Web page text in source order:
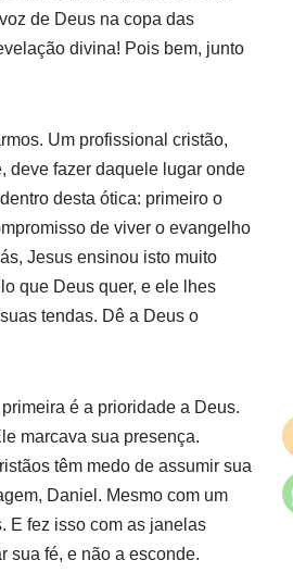
de Deus na copa das
divina! Pois bem, junto
Um profissional cristão,
deve fazer daquele lugar onde
desta ótica: primeiro o
de viver o evangelho
Jesus ensinou isto muito
que Deus quer, e ele lhes
tendas. Dê a Deus o
é a prioridade a Deus.
marcava sua presença.
têm medo de assumir sua
Daniel. Mesmo com um
E fez isso com as janelas
sua fé, e não a esconde.